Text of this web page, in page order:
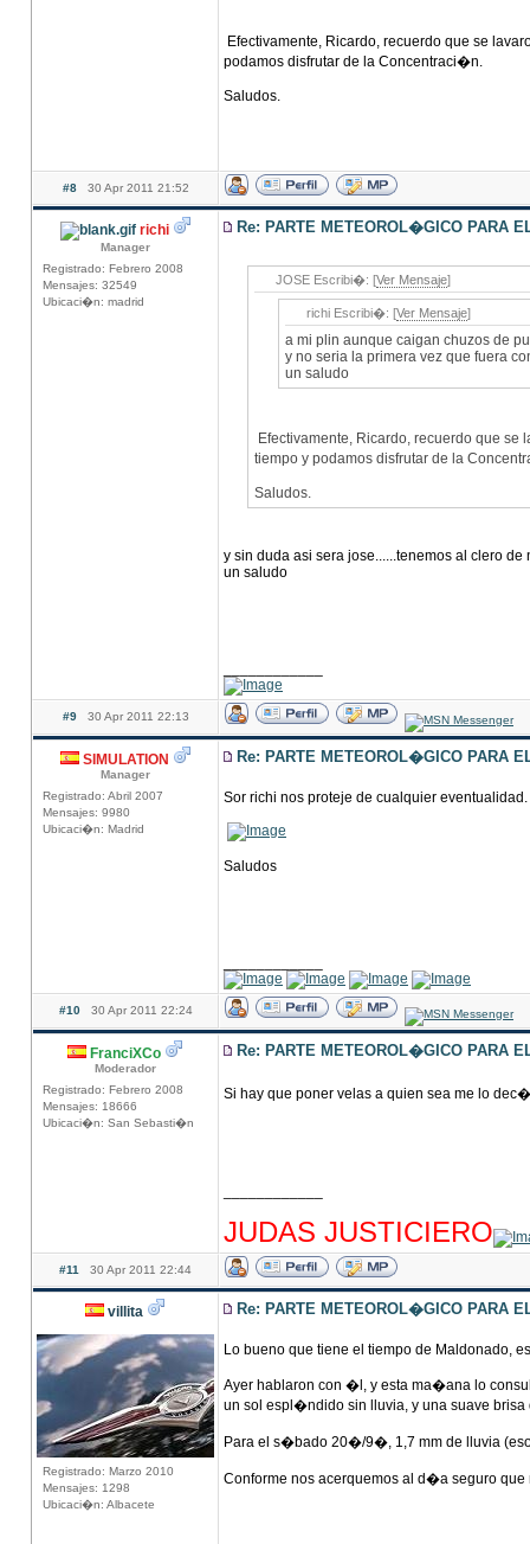
Efectivamente, Ricardo, recuerdo que se
podamos disfrutar de la Concentraci�n.
Saludos.
#8 30 Apr 2011 21:52
richi
Manager
Registrado: Febrero 2008
Mensajes: 32549
Ubicaci�n: madrid
Re: PARTE METEOROL�GICO PARA
JOSE Escribi�: [Ver Mensaje]
richi Escribi�: [Ver Mensaje]
a mi plin aunque caigan chuzos de
y no seria la primera vez que fuera
un saludo
Efectivamente, Ricardo, recuerdo que
tiempo y podamos disfrutar de la
Saludos.
y sin duda asi sera jose......tenemos al clero
un saludo
#9 30 Apr 2011 22:13
SIMULATION
Manager
Registrado: Abril 2007
Mensajes: 9980
Ubicaci�n: Madrid
Re: PARTE METEOROL�GICO PARA
Sor richi nos proteje de cualquier eventualidad.
Saludos
#10 30 Apr 2011 22:24
FranciXCo
Moderador
Registrado: Febrero 2008
Mensajes: 18666
Ubicaci�n: San Sebasti�n
Re: PARTE METEOROL�GICO PARA
Si hay que poner velas a quien sea me lo
JUDAS JUSTICIERO
#11 30 Apr 2011 22:44
villita
Registrado: Marzo 2010
Mensajes: 1298
Ubicaci�n: Albacete
Re: PARTE METEOROL�GICO PARA
Lo bueno que tiene el tiempo de Maldonado,
Ayer hablaron con �l, y esta ma�ana lo
un sol espl�ndido sin lluvia, y una suave brisa
Para el s�bado 20�/9�, 1,7 mm de lluvia
Conforme nos acerquemos al d�a seguro